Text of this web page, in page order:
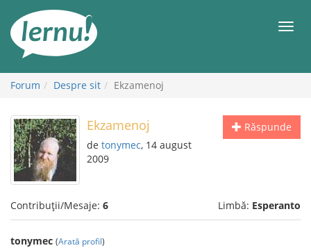
conținut
Forum Despre sit Ekzamenoj
Răspunde
Ekzamenoj
de tonymec, 14 august
2009
Contribuții/Mesaje: 6 Limbă: Esperanto
tonymec (Arată profil)